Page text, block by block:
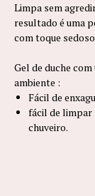
Limpa sem
resultado é uma
com toque
Gel de duche
ambiente :
Fácil de
fácil de limpar
chuveiro.